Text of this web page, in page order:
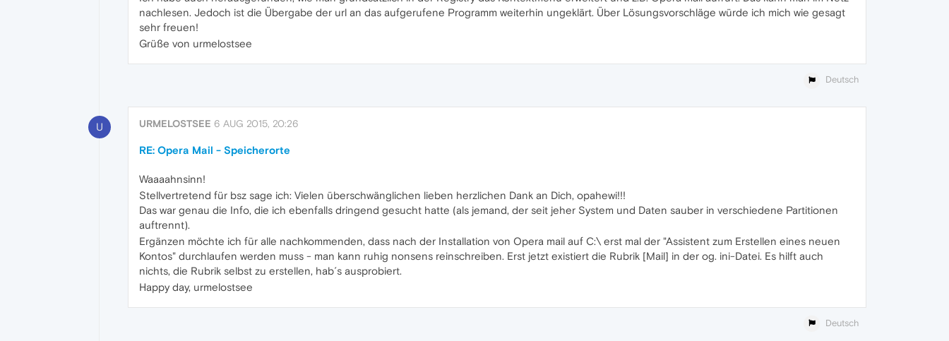
nachlesen. Jedoch ist die Übergabe der url an das aufgerufene Programm weiterhin ungeklärt. Über Lösungsvorschläge würde ich mich wie gesagt
sehr freuen!
Grüße von urmelostsee
Deutsch
U URMELOSTSEE 6 AUG 2015, 20:26
RE: Opera Mail - Speicherorte
Waaaahnsinn!
Stellvertretend für bsz sage ich: Vielen überschwänglichen lieben herzlichen Dank an Dich, opahewi!!!
Das war genau die Info, die ich ebenfalls dringend gesucht hatte (als jemand, der seit jeher System und Daten sauber in verschiedene Partitionen
auftrennt).
Ergänzen möchte ich für alle nachkommenden, dass nach der Installation von Opera mail auf C:\ erst mal der "Assistent zum Erstellen eines neuen
Kontos" durchlaufen werden muss - man kann ruhig nonsens reinschreiben. Erst jetzt existiert die Rubrik [Mail] in der og. ini-Datei. Es hilft auch
nichts, die Rubrik selbst zu erstellen, hab´s ausprobiert.
Happy day, urmelostsee
Deutsch